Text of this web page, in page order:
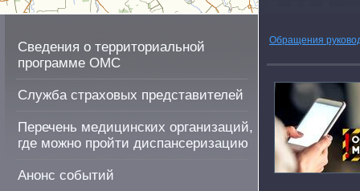
Сведения о территориальной
программе ОМС
Служба страховых представителей
Перечень медицинских организаций,
где можно пройти диспансеризацию
Анонс событий
Обращения